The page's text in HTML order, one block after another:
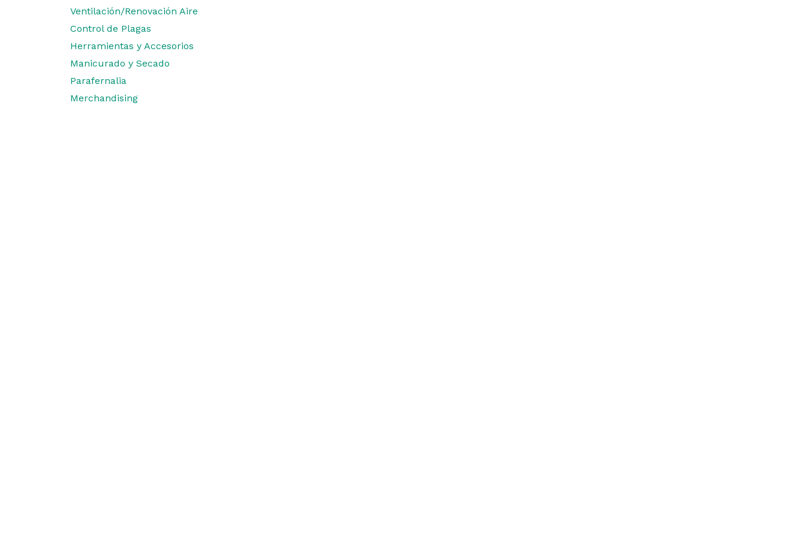
Ventilación/Renovación Aire
Control de Plagas
Herramientas y Accesorios
Manicurado y Secado
Parafernalia
Merchandising